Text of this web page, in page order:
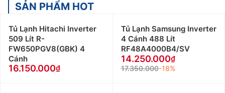
SẢN PHẨM HOT
Tủ Lạnh Hitachi Inverter
509 Lít R-
FW650PGV8(GBK) 4
Cánh
16.150.000
Tủ Lạnh Samsung Inverter
4 Cánh 488 Lít
RF48A4000B4/SV
14.250.000
17.350.000-18%